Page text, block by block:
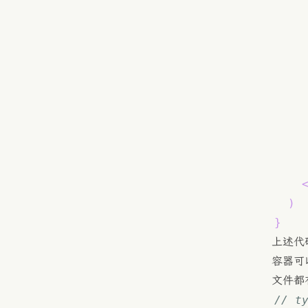
)
}
上述代
容器可
文件都
//